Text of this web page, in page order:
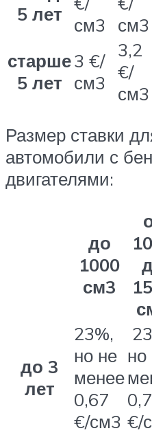
5 лет см3
см3
старше
5 лет
3 €/
см3
3,2
€/
см3
Размер ставки
автомобили с
двигателями:
до
1000
см3
до 3
лет
23%,
но не
менее
0,67
€/см3
но
€/